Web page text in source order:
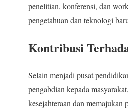
penelitian, konferensi, dan
pengetahuan dan teknologi
Kontribusi
Selain menjadi pusat
pengabdian kepada
kesejahteraan dan memajukan